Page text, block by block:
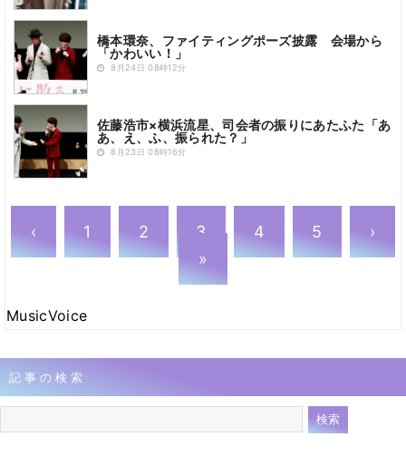
橋本環奈、ファイティングポーズ披露 会場から
「かわいい！」
8月24日 08時12分
佐藤浩市×横浜流星、司会者の振りにあたふた「あ
あ、え、ふ、振られた？」
8月23日 08時16分
‹ 1 2 3 4 5
›
»
MusicVoice
記事の検索